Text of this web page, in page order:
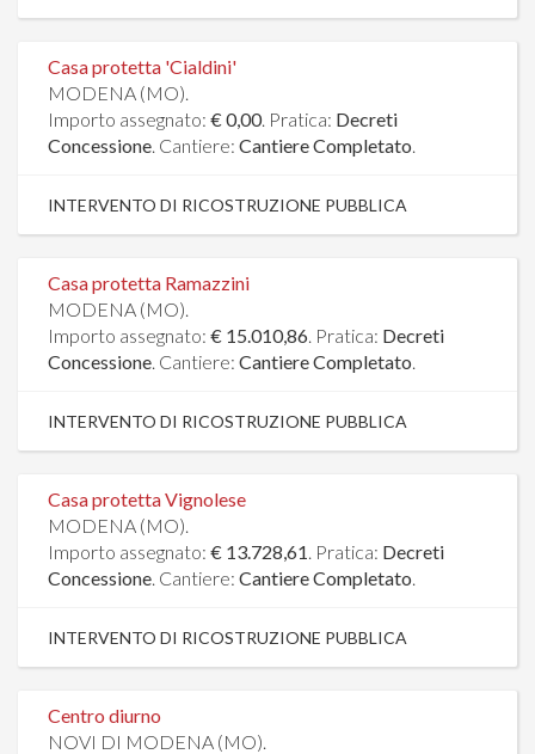
Casa protetta 'Cialdini'
MODENA (MO).
Importo assegnato: € 0,00. Pratica: Decreti
Concessione. Cantiere: Cantiere Completato.
INTERVENTO DI RICOSTRUZIONE PUBBLICA
Casa protetta Ramazzini
MODENA (MO).
Importo assegnato: € 15.010,86. Pratica: Decreti
Concessione. Cantiere: Cantiere Completato.
INTERVENTO DI RICOSTRUZIONE PUBBLICA
Casa protetta Vignolese
MODENA (MO).
Importo assegnato: € 13.728,61. Pratica: Decreti
Concessione. Cantiere: Cantiere Completato.
INTERVENTO DI RICOSTRUZIONE PUBBLICA
Centro diurno
NOVI DI MODENA (MO).